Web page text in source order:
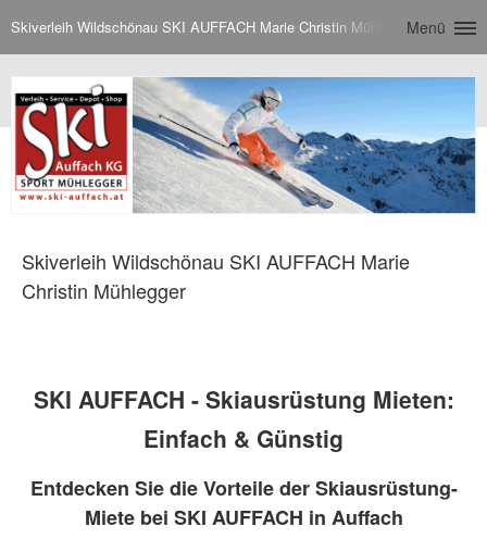
Skiverleih Wildschönau SKI AUFFACH Marie Christin MühleggerMenü
Skiverleih Wildschönau SKI AUFFACH Marie
Christin Mühlegger
SKI AUFFACH - Skiausrüstung Mieten:
Einfach & Günstig
Entdecken Sie die Vorteile der Skiausrüstung-
Miete bei SKI AUFFACH in Auffach